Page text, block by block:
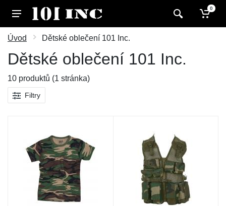
0
Úvod Dětské oblečení 101 Inc.
Dětské oblečení 101 Inc.
10 produktů (1 stránka)
Filtry